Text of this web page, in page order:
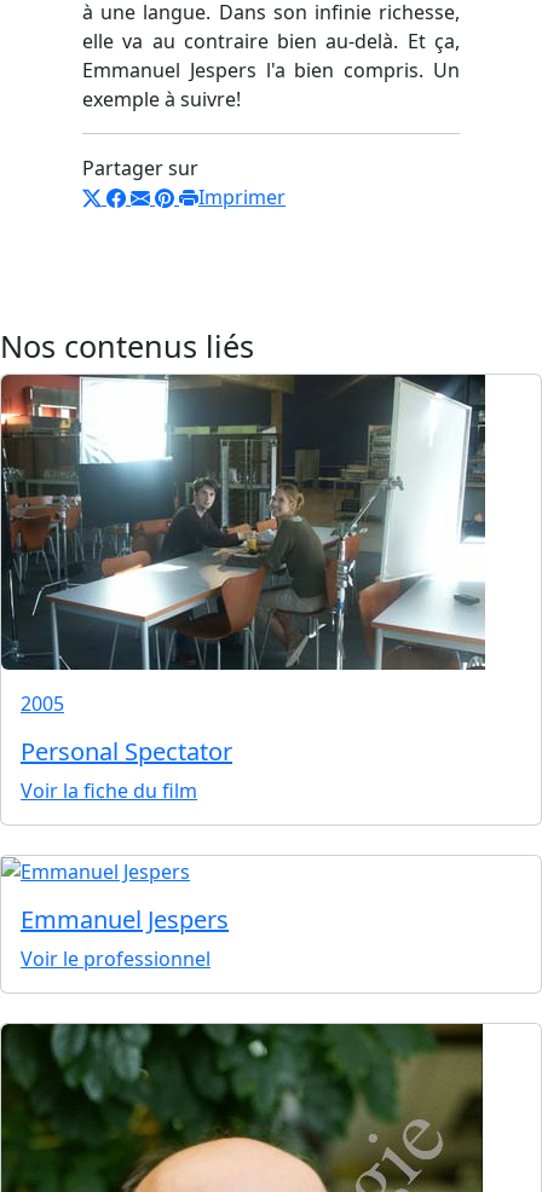
à une langue. Dans son infinie richesse,
elle va au contraire bien au-delà. Et ça,
Emmanuel Jespers l'a bien compris. Un
exemple à suivre!
Partager sur
Imprimer
Nos contenus liés
2005
Personal Spectator
Voir la fiche du film
Emmanuel Jespers
Voir le professionnel